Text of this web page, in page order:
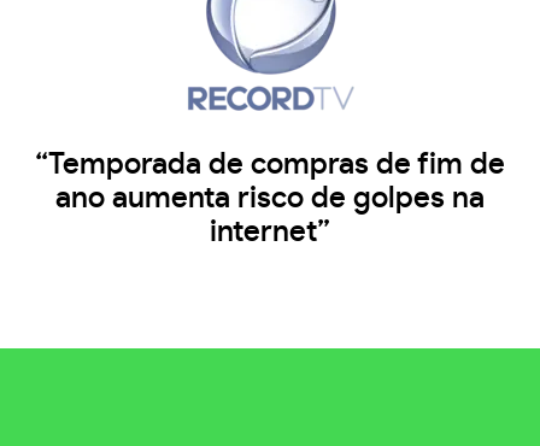
“Temporada de compras de fim de
ano aumenta risco de golpes na
internet”